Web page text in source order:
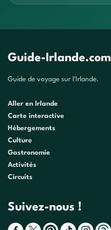
Guide-Irlande.com
Guide de voyage sur l'Irlande.
Aller en Irlande
Carte interactive
Hébergements
Culture
Gastronomie
Activités
Circuits
Suivez-nous !